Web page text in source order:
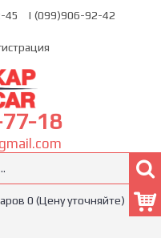
45 | (099)906-92-42
18
0 (Цену уточняйте)